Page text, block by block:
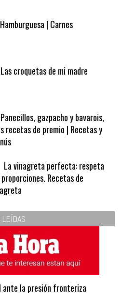
Hamburguesa | Carnes
Las croquetas de mi madre
Panecillos, gazpacho y bavarois,
recetas de premio | Recetas y
La vinagreta perfecta: respeta
Recetas de
LEÍDAS
ante la presión fronteriza